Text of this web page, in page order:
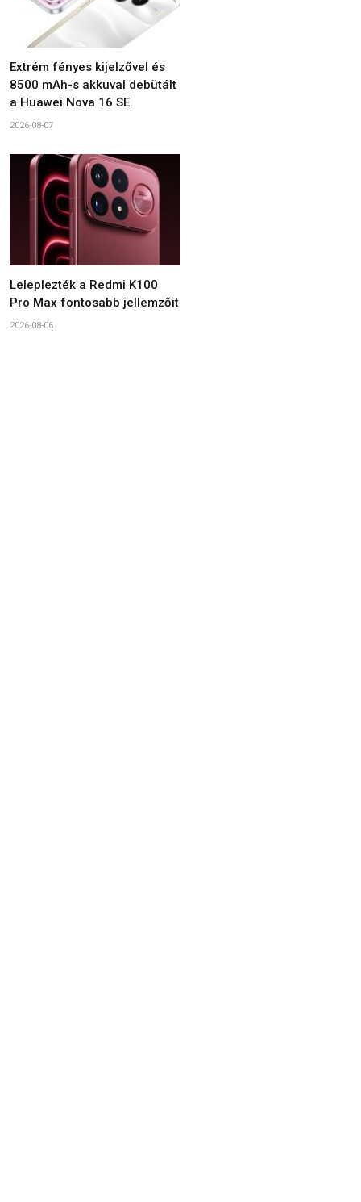
Extrém fényes kijelzővel és
8500 mAh-s akkuval debütált
a Huawei Nova 16 SE
2026-08-07
Leleplezték a Redmi K100
Pro Max fontosabb jellemzőit
2026-08-06